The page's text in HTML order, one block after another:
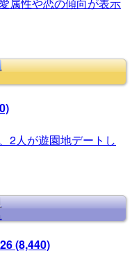
2人が遊園地デートし
(8,440)